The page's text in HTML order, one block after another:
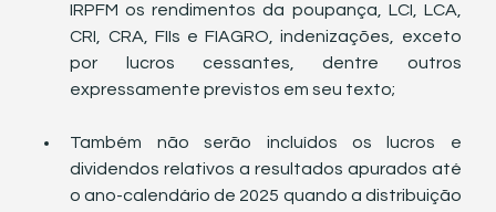
IRPFM os rendimentos da poupança, LCI, LCA,
CRI, CRA, FIIs e FIAGRO, indenizações, exceto
por lucros cessantes, dentre outros
expressamente previstos em seu texto;
Também não serão incluídos os lucros e
dividendos relativos a resultados apurados até
o ano-calendário de 2025 quando a distribuição